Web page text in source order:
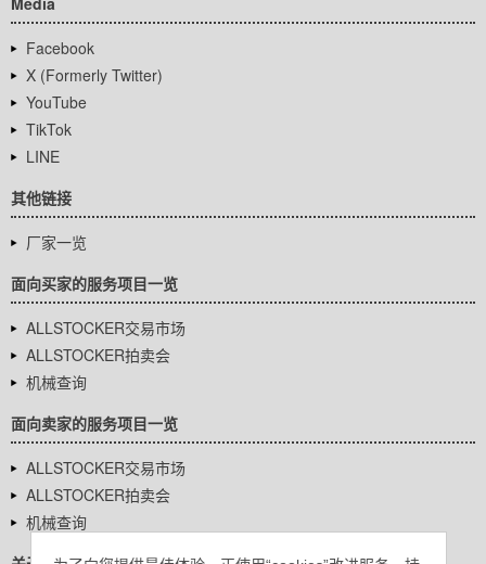
Facebook
X (Formerly Twitter)
YouTube
TikTok
LINE
其他链接
厂家一览
面向买家的服务项目一览
ALLSTOCKER交易市场
ALLSTOCKER拍卖会
机械查询
面向卖家的服务项目一览
ALLSTOCKER交易市场
ALLSTOCKER拍卖会
机械查询